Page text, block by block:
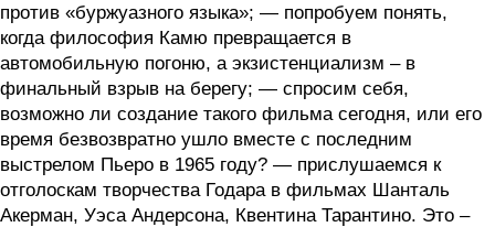
против «буржуазного языка»; — попробуем понять,
когда философия Камю превращается в
автомобильную погоню, а экзистенциализм – в
финальный взрыв на берегу; — спросим себя,
возможно ли создание такого фильма сегодня, или его
время безвозвратно ушло вместе с последним
выстрелом Пьеро в 1965 году? — прислушаемся к
отголоскам творчества Годара в фильмах Шанталь
Акерман, Уэса Андерсона, Квентина Тарантино. Это –